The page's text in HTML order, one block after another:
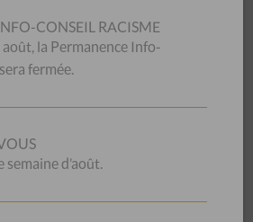
CONSEIL RACISME
la Permanence Info-
fermée.
semaine d’août.